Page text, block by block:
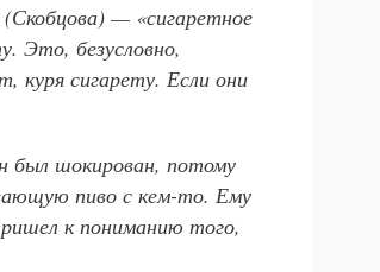
— «сигаретное
Это, безусловно,
куря сигарету. Если они
был шокирован, потому
пиво с кем-то. Ему
к пониманию того,